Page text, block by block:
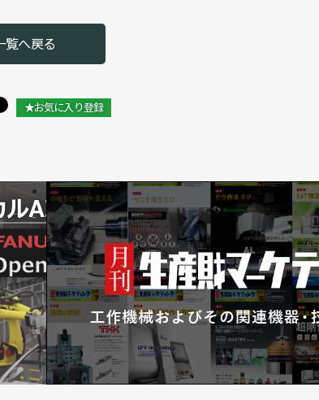
ボット【その４】／国際物流総合展
ボット【その２】／国際物流総合展
覧へ戻る
★お気に入り登録